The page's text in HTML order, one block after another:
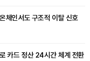
인서도 구조적 이탈 신호
카드 정산 24시간 체계 전환